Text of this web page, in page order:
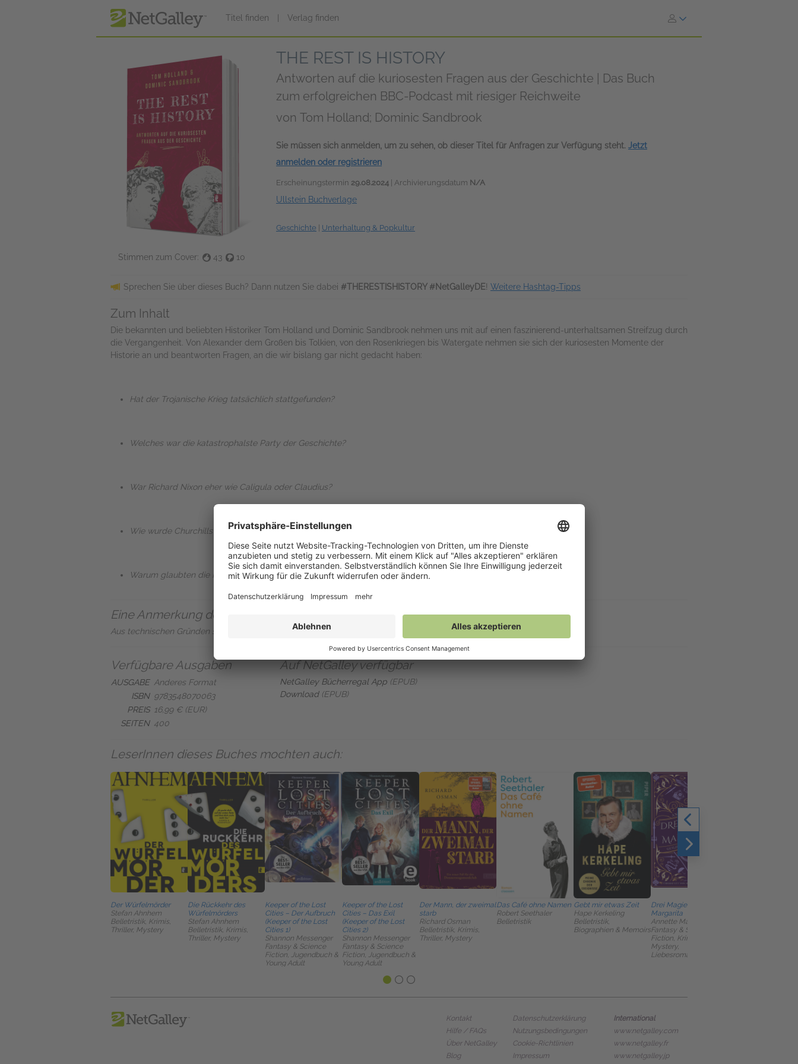
Titel finden Verlag finden
Stimmen zum Cover: 43 10
THE REST IS HISTORY
Antworten auf die kuriosesten Fragen aus der Geschichte | Das Buch
zum erfolgreichen BBC-Podcast mit riesiger Reichweite
von Tom Holland; Dominic Sandbrook
Sie müssen sich anmelden, um zu sehen, ob dieser Titel für Anfragen zur Verfügung steht. Jetzt
anmelden oder registrieren
Erscheinungstermin 29.08.2024 | Archivierungsdatum N/A
Ullstein Buchverlage
Geschichte Unterhaltung & Popkultur
Sprechen Sie über dieses Buch? Dann nutzen Sie dabei #THERESTISHISTORY #NetGalleyDE! Weitere Hashtag-Tipps
Zum Inhalt
Die bekannten und beliebten Historiker Tom Holland und Dominic Sandbrook nehmen uns mit auf einen faszinierend-unterhaltsamen Streifzug durch
die Vergangenheit. Von Alexander dem Großen bis Tolkien, von den Rosenkriegen bis Watergate nehmen sie sich der kuriosesten Momente der
Historie an und beantworten Fragen, an die wir bislang gar nicht gedacht haben:
Hat der Trojanische Krieg tatsächlich stattgefunden?
Welches war die katastrophalste Party der Geschichte?
War Richard Nixon eher wie Caligula oder Claudius?
Wie wurde Churchills Tarnung durch eine Haarverabredung fast zunichte gemacht?
Warum glaubten die Nazis, sie stammten von Atlantis ab?
Eine Anmerkung des Verlags
Aus technischen Gründen steht dieser Titel auf Netgalley zur Verfügung.
Verfügbare Ausgaben
AUSGABE Anderes Format
ISBN 9783548070063
PREIS 16,99 € (EUR)
SEITEN 400
Auf NetGalley verfügbar
NetGalley Bücherregal App (EPUB)
Download(EPUB)
LeserInnen dieses Buches mochten auch:
Der Würfelmörder
Stefan Ahnhem
Belletristik, Krimis,
Thriller, Mystery
Die Rückkehr des
Würfelmörders
Stefan Ahnhem
Belletristik, Krimis,
Thriller, Mystery
Keeper of the Lost
Cities – Der Aufbruch
(Keeper of the Lost
Cities 1)
Shannon Messenger
Fantasy & Science
Fiction, Jugendbuch &
Young Adult
Keeper of the Lost
Cities – Das Exil
(Keeper of the Lost
Cities 2)
Shannon Messenger
Fantasy & Science
Fiction, Jugendbuch &
Young Adult
Der Mann, der zweimal
starb
Richard Osman
Belletristik, Krimis,
Thriller, Mystery
Das Café ohne Namen
Robert Seethaler
Belletristik
Gebt mir etwas Zeit
Hape Kerkeling
Belletristik,
Biographien & Memoirs
Drei Magier und eine
Margarita
Annette Marie
Fantasy & Science
Fiction, Krimis, Thriller,
Mystery,
Liebesromane
Kontakt
Hilfe / FAQs
Über NetGalley
Blog
Datenschutzerklärung
Nutzungsbedingungen
Cookie-Richtlinien
Impressum
International
www.netgalley.com
www.netgalley.fr
www.netgalley.jp